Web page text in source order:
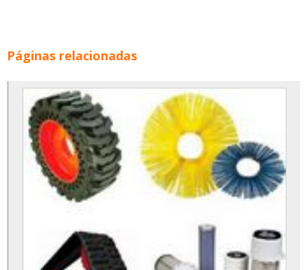
Páginas relacionadas